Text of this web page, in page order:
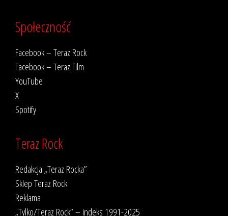
Społeczność
Facebook – Teraz Rock
Facebook – Teraz Film
YouTube
X
Spotify
Teraz Rock
Redakcja „Teraz Rocka”
Sklep Teraz Rock
Reklama
„Tylko/Teraz Rock” – indeks 1991-2025